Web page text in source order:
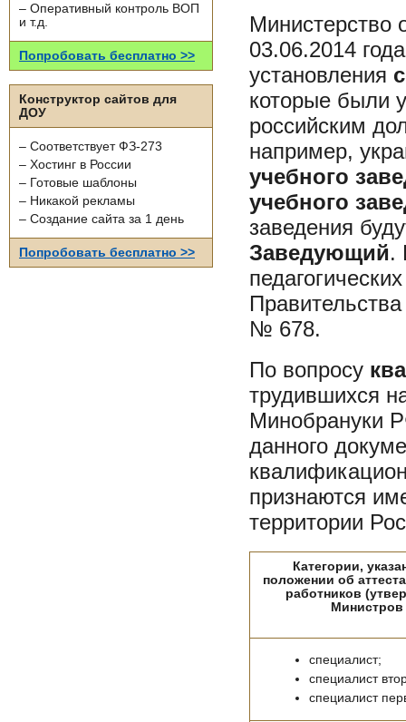
– Оперативный контроль ВОП
и т.д.
Попробовать бесплатно >>
Конструктор сайтов для
ДОУ
– Соответствует ФЗ-273
– Хостинг в России
– Готовые шаблоны
– Никакой рекламы
– Создание сайта за 1 день
Попробовать бесплатно >>
Министерство
03.06.2014
установления
которые были
российским
например,
учебного
учебного
заведения
Заведующий.
№ 678.
По вопросу
трудившихся
Минобрануки
данного
признаются
территории
Категории,
положении об
работников
специалист;
специалист
специалист